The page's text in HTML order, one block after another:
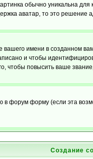
обычно уникальна
аватар, то это решение
имени в созданном
и чтобы
повысить ваше
в форум форму (если эта
Создание